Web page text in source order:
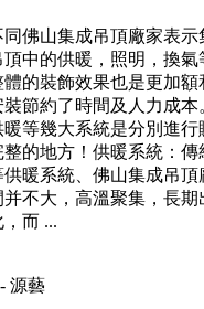
佛山集成吊頂廠家表示
中的供暖，照明，換
的裝飾效果也是更加額
裝節約了時間及人力成
等幾大系統是分別進
的地方！供暖系統：傳
暖系統、佛山集成吊頂
不大，高溫聚集，長期
而 ...